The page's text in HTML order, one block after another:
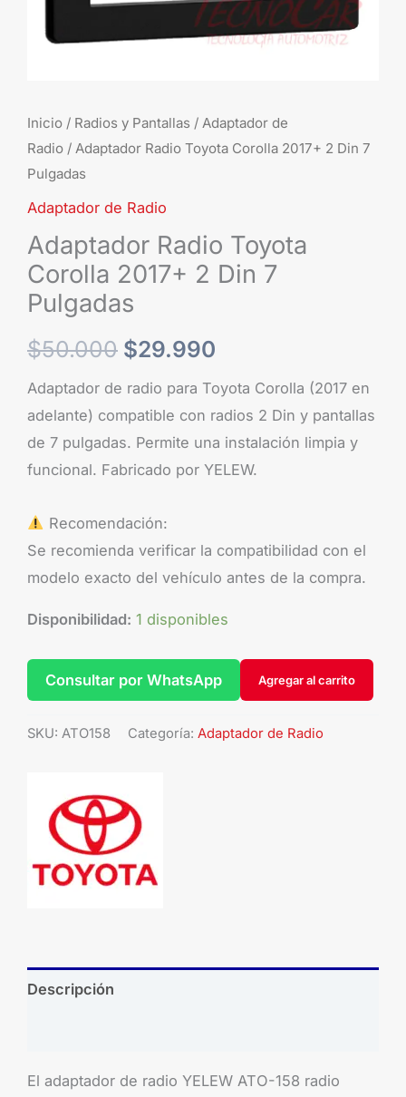
Inicio / Radios y Pantallas / Adaptador de
Radio / Adaptador Radio Toyota Corolla 2017+ 2 Din 7
Pulgadas
Adaptador de Radio
Adaptador Radio Toyota
Corolla 2017+ 2 Din 7
Pulgadas
$50.000 $29.990
Adaptador de radio para Toyota Corolla (2017 en
adelante) compatible con radios 2 Din y pantallas
de 7 pulgadas. Permite una instalación limpia y
funcional. Fabricado por YELEW.
Recomendación:
Se recomienda verificar la compatibilidad con el
modelo exacto del vehículo antes de la compra.
Disponibilidad: 1 disponibles
cantidad
Agregar al carrito
Consultar por WhatsApp
SKU: ATO158 Categoría: Adaptador de Radio
Descripción
El adaptador de radio YELEW ATO-158 radio